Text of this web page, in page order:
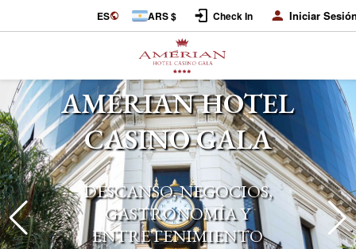
ES ARS $ Check In Iniciar
AMÉRIAN HOTEL
CASINO GALA
DESCANSO, NEGOCIOS,
GASTRONOMÍA Y
ENTRETENIMIENTO